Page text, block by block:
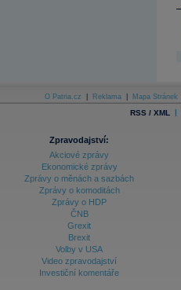
O Patria.cz Reklama Mapa Stránek
RSS / XML |
Zpravodajství:
Akciové zprávy
Ekonomické zprávy
Zprávy o měnách a sazbách
Zprávy o komoditách
Zprávy o HDP
ČNB
Grexit
Brexit
Volby v USA
Video zpravodajství
Investiční komentáře